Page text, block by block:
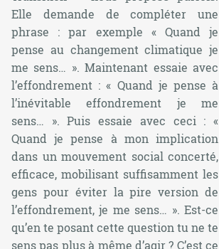
Elle demande de compléter une
phrase : par exemple « Quand je
pense au changement climatique je
me sens… ». Maintenant essaie avec
l’effondrement : « Quand je pense à
l’inévitable effondrement je me
sens… ». Puis essaie avec ceci : «
Quand je pense à mon implication
dans un mouvement social concerté,
efficace, mobilisant suffisamment les
gens pour éviter la pire version de
l’effondrement, je me sens… ». Est-ce
qu’en te posant cette question tu ne te
sens pas plus à même d’agir ? C’est ce